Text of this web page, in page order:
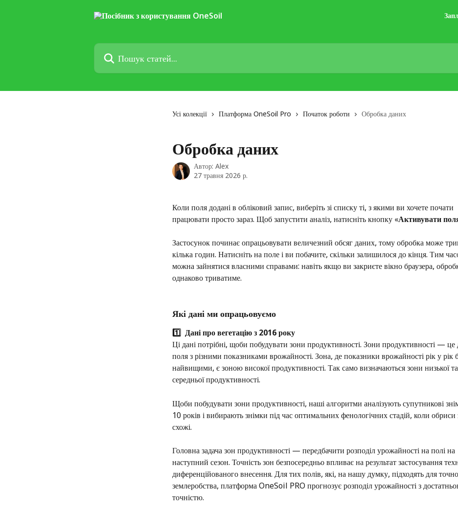
Пошук статей...
Усі колекції Платформа OneSoil Pro Початок роботи Обробка даних
Обробка даних
Автор: Alex
27 травня 2026 р.
Коли поля додані в обліковий запис, виберіть зі списку ті, з якими ви хочете почати
працювати просто зараз. Щоб запустити аналіз, натисніть кнопку «Активувати
Застосунок починає опрацьовувати величезний обсяг даних, тому обробка може
кілька годин. Натисніть на поле і ви побачите, скільки залишилося до кінця. Тим
можна зайнятися власними справами: навіть якщо ви закриєте вікно браузера,
однаково триватиме.
Які дані ми опрацьовуємо
1️⃣  Дані про вегетацію з 2016 року
Ці дані потрібні, щоби побудувати зони продуктивності. Зони продуктивності — це
поля з різними показниками врожайності. Зона, де показники врожайності рік у рік
найвищими, є зоною високої продуктивності. Так само визначаються зони низької та
середньої продуктивності.
Щоби побудувати зони продуктивності, наші алгоритми аналізують супутникові
10 років і вибирають знімки під час оптимальних фенологічних стадій, коли обриси
схожі.
Головна задача зон продуктивності — передбачити розподіл урожайності на полі на
наступний сезон. Точність зон безпосередньо впливає на результат застосування
диференційованого внесення. Для тих полів, які, на нашу думку, підходять для
землеробства, платформа OneSoil PRO прогнозує розподіл урожайності з
точністю.